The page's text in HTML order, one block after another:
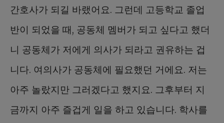
간호사가 되길 바랬어요. 그런데 고등학교 졸업
반이 되었을 때, 공동체 멤버가 되고 싶다고 했더
니 공동체가 저에게 의사가 되라고 권유하는 겁
니다. 여의사가 공동체에 필요했던 거에요. 저는
아주 놀랐지만 그러겠다고 했지요. 그후부터 지
금까지 아주 즐겁게 일을 하고 있습니다. 학사를